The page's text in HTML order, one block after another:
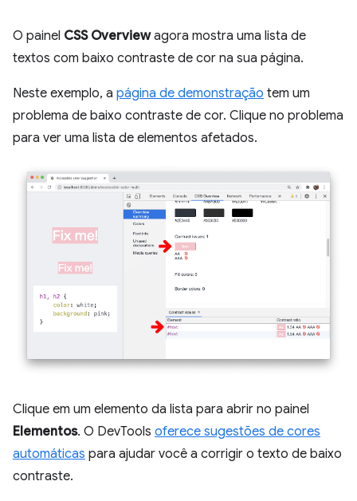
O painel CSS Overviewagora mostra uma lista de
textos com baixo contraste de cor na sua página.
Neste exemplo, a página de demonstração tem um
problema de baixo contraste de cor. Clique no problema
para ver uma lista de elementos afetados.
Clique em um elemento da lista para abrir no painel
Elementos. O DevTools oferece sugestões de cores
automáticas para ajudar você a corrigir o texto de baixo
contraste.